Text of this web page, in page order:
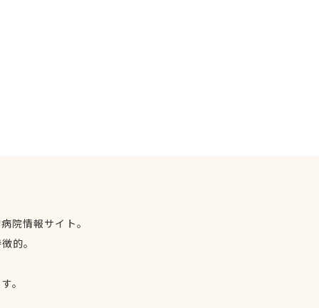
院情報サイト。
的。
。